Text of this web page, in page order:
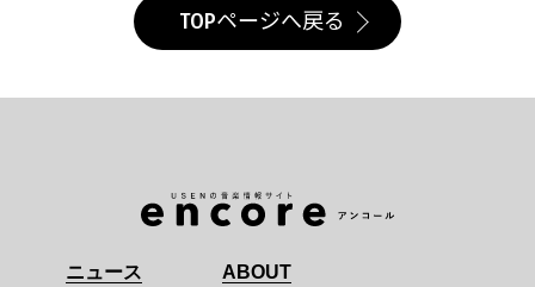
TOPページへ戻る
ニュース ABOUT